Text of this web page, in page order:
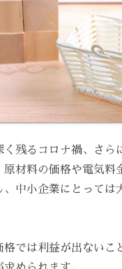
く残るコロナ禍、さら
原材料の価格や電気料
、中小企業にとっては
格では利益が出ないこ